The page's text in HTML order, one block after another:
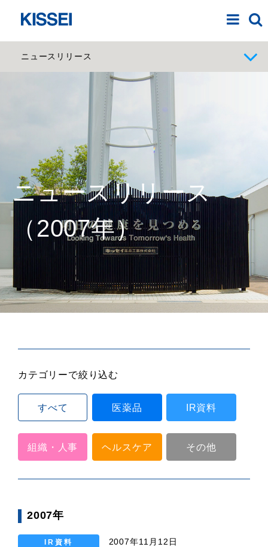
ニュースリリース
ニュースリリース
（2007年）
カテゴリーで絞り込む
すべて 医薬品 IR資料
組織・人事 ヘルスケア その他
2007年
IR資料 2007年11月12日